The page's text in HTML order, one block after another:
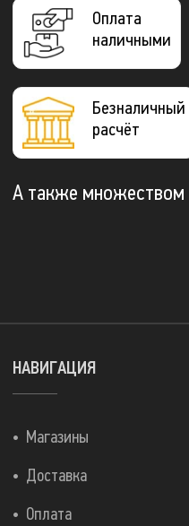
Оплата
наличными
Безналичный
расчёт
А также множеством
НАВИГАЦИЯ
Магазины
Доставка
Оплата